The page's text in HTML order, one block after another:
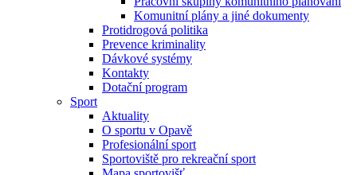
Komunitní plány a jiné dokumenty
Protidrogová politika
Prevence kriminality
Dávkové systémy
Kontakty
Dotační program
Sport
Aktuality
O sportu v Opavě
Profesionální sport
Sportoviště pro rekreační sport